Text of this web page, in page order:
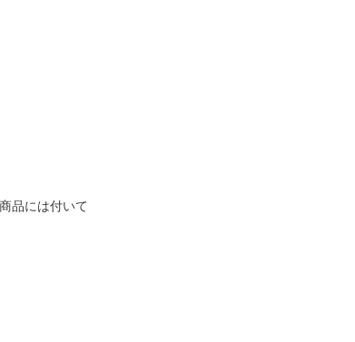
品には付いて